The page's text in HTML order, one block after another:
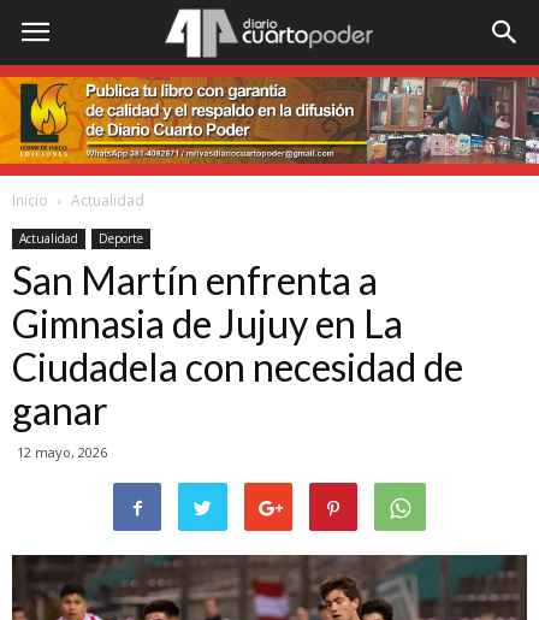
Inicio Actualidad
Actualidad Deporte
San Martín enfrenta a
Gimnasia de Jujuy en La
Ciudadela con necesidad de
ganar
12 mayo, 2026